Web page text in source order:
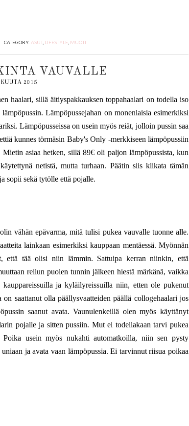
CATEGORY: ASUT, LIFESTYLE MUOTI
VAUVALLE
2015
haalari, sillä äitiyspakkauksen toppahaalari on todella iso
Lämpöpussejahan on monenlaisia esimerkiksi
Lämpöpusseissa on usein myös reiät, jolloin pussin saa
kunnes törmäsin Baby's Only -merkkiseen lämpöpussiin
asiaa hetken, sillä 89€ oli paljon lämpöpussista, kun
netistä, mutta turhaan. Päätin siis klikata tämän
sopii sekä tytölle että pojalle.
vähän epävarma, mitä tulisi pukea vauvalle tuonne alle.
lainkaan esimerkiksi kauppaan mentäessä. Myönnän
että tää olisi niin lämmin. Sattuipa kerran niinkin, että
reilun puolen tunnin jälkeen hiestä märkänä, vaikka
ja kyläilyreissuilla niin, etten ole pukenut
saattanut olla päällysvaatteiden päällä collogehaalari jos
saanut avata. Vaunulenkeillä olen myös käyttänyt
pojalle ja sitten pussiin. Mut ei todellakaan tarvi pukea
Poika usein myös nukahti automatkoilla, niin sen pysty
ja avata vaan lämpöpussia. Ei tarvinnut riisua poikaa